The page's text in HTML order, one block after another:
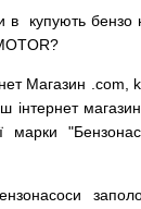
в купують бензо
Магазин .com
інтернет магазин
марки "